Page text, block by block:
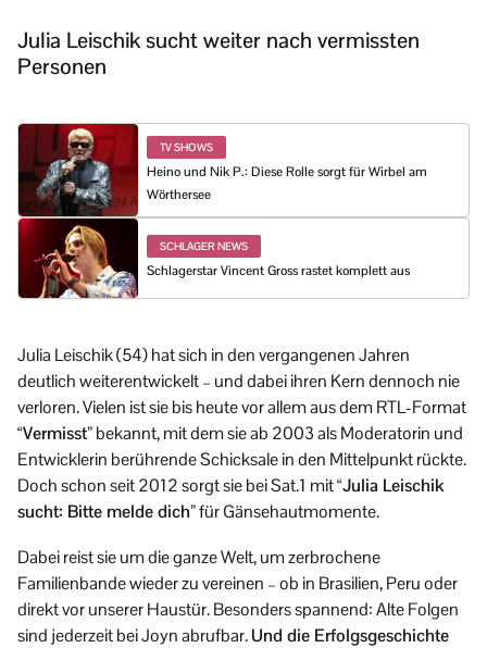
Julia Leischik sucht weiter nach vermissten
Personen
TV SHOWS
Heino und Nik P.: Diese Rolle sorgt für Wirbel am
Wörthersee
SCHLAGER NEWS
Schlagerstar Vincent Gross rastet komplett aus
Julia Leischik (54) hat sich in den vergangenen Jahren
deutlich weiterentwickelt – und dabei ihren Kern dennoch nie
verloren. Vielen ist sie bis heute vor allem aus dem RTL-Format
“Vermisst”bekannt, mit dem sie ab 2003 als Moderatorin und
Entwicklerin berührende Schicksale in den Mittelpunkt rückte.
Doch schon seit 2012 sorgt sie bei Sat.1 mit“Julia Leischik
sucht: Bitte melde dich”für Gänsehautmomente.
Dabei reist sie um die ganze Welt, um zerbrochene
Familienbande wieder zu vereinen – ob in Brasilien, Peru oder
direkt vor unserer Haustür. Besonders spannend: Alte Folgen
sind jederzeit bei Joyn abrufbar.Und die Erfolgsgeschichte